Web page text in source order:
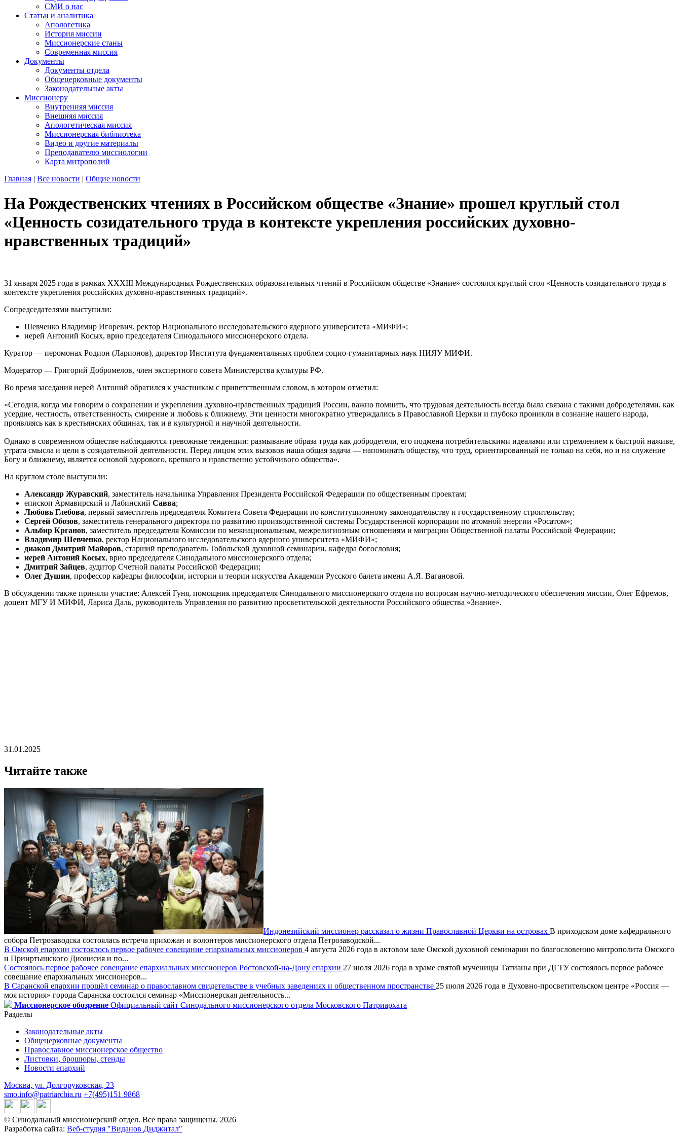
СМИ о нас
Статьи и аналитика
Апологетика
История миссии
Миссионерские станы
Современная миссия
Документы
Документы отдела
Общецерковные документы
Законодательные акты
Миссионеру
Внутренняя миссия
Внешняя миссия
Апологетическая миссия
Миссионерская библиотека
Видео и другие материалы
Преподавателю миссиологии
Карта митрополий
Главная | Все новости | Общие новости
На Рождественских чтениях в Российском обществе «Знание» прошел круглый стол
«Ценность созидательного труда в контексте укрепления российских духовно-
нравственных традиций»
31 января 2025 года в рамках XXXIII Международных Рождественских образовательных чтений в Российском обществе «Знание» состоялся круглый стол «Ценность созидательного труда в
контексте укрепления российских духовно-нравственных традиций».
Сопредседателями выступили:
Шевченко Владимир Игоревич, ректор Национального исследовательского ядерного университета «МИФИ»;
иерей Антоний Косых, врио председателя Синодального миссионерского отдела.
Куратор — иеромонах Родион (Ларионов), директор Института фундаментальных проблем социо-гуманитарных наук НИЯУ МИФИ.
Модератор — Григорий Добромелов, член экспертного совета Министерства культуры РФ.
Во время заседания иерей Антоний обратился к участникам с приветственным словом, в котором отметил:
«Сегодня, когда мы говорим о сохранении и укреплении духовно-нравственных традиций России, важно помнить, что трудовая деятельность всегда была связана с такими добродетелями, как
усердие, честность, ответственность, смирение и любовь к ближнему. Эти ценности многократно утверждались в Православной Церкви и глубоко проникли в сознание нашего народа,
проявляясь как в крестьянских общинах, так и в культурной и научной деятельности.
Однако в современном обществе наблюдаются тревожные тенденции: размывание образа труда как добродетели, его подмена потребительскими идеалами или стремлением к быстрой наживе,
утрата смысла и цели в созидательной деятельности. Перед лицом этих вызовов наша общая задача — напоминать обществу, что труд, ориентированный не только на себя, но и на служение
Богу и ближнему, является основой здорового, крепкого и нравственно устойчивого общества».
На круглом столе выступили:
Александр Журавский, заместитель начальника Управления Президента Российской Федерации по общественным проектам;
епископ Армавирский и Лабинский Савва;
Любовь Глебова, первый заместитель председателя Комитета Совета Федерации по конституционному законодательству и государственному строительству;
Сергей Обозов, заместитель генерального директора по развитию производственной системы Государственной корпорации по атомной энергии «Росатом»;
Альбир Крганов, заместитель председателя Комиссии по межнациональным, межрелигиозным отношениям и миграции Общественной палаты Российской Федерации;
Владимир Шевченко, ректор Национального исследовательского ядерного университета «МИФИ»;
диакон Дмитрий Майоров, старший преподаватель Тобольской духовной семинарии, кафедра богословия;
иерей Антоний Косых, врио председателя Синодального миссионерского отдела;
Дмитрий Зайцев, аудитор Счетной палаты Российской Федерации;
Олег Душин, профессор кафедры философии, истории и теории искусства Академии Русского балета имени А.Я. Вагановой.
В обсуждении также приняли участие: Алексей Гуня, помощник председателя Синодального миссионерского отдела по вопросам научно-методического обеспечения миссии, Олег Ефремов,
доцент МГУ И МИФИ, Лариса Даль, руководитель Управления по развитию просветительской деятельности Российского общества «Знание».
31.01.2025
Читайте также
Индонезийский миссионер рассказал о жизни Православной Церкви на островах В приходском доме кафедрального
собора Петрозаводска состоялась встреча прихожан и волонтеров миссионерского отдела Петрозаводской...
В Омской епархии состоялось первое рабочее совещание епархиальных миссионеров 4 августа 2026 года в актовом зале Омской духовной семинарии по благословению митрополита Омского
и Прииртышского Дионисия и по...
Состоялось первое рабочее совещание епархиальных миссионеров Ростовской-на-Дону епархии 27 июля 2026 года в храме святой мученицы Татианы при ДГТУ состоялось первое рабочее
совещание епархиальных миссионеров...
В Саранской епархии прошёл семинар о православном свидетельстве в учебных заведениях и общественном пространстве 25 июля 2026 года в Духовно-просветительском центре «Россия —
моя история» города Саранска состоялся семинар «Миссионерская деятельность...
Миссионерское обозрение Официальный сайт Синодального миссионерского отдела Московского Патриархата
Разделы
Законодательные акты
Общецерковные документы
Православное миссионерское общество
Листовки, брошюры, стенды
Новости епархий
Москва, ул. Долгоруковская, 23
smo.info@patriarchia.ru +7(495)151 9868
© Синодальный миссионерский отдел. Все права защищены. 2026
Разработка сайта: Веб-студия "Виданов Диджитал"